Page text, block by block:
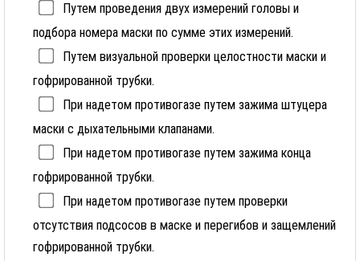
Путем проведения двух измерений головы и
подбора номера маски по сумме этих измерений.
Путем визуальной проверки целостности маски и
гофрированной трубки.
При надетом противогазе путем зажима штуцера
маски с дыхательными клапанами.
При надетом противогазе путем зажима конца
гофрированной трубки.
При надетом противогазе путем проверки
отсутствия подсосов в маске и перегибов и защемлений
гофрированной трубки.